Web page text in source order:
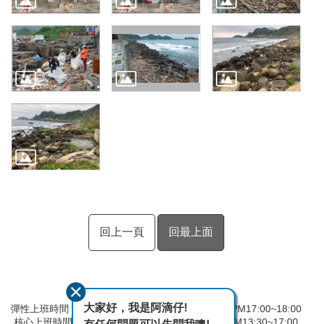
回上一頁 回最上面
彈性上班時間：AM8:00~09:00 彈性下班時間：PM17:00~18:00
大家好，我是阿滴仔!